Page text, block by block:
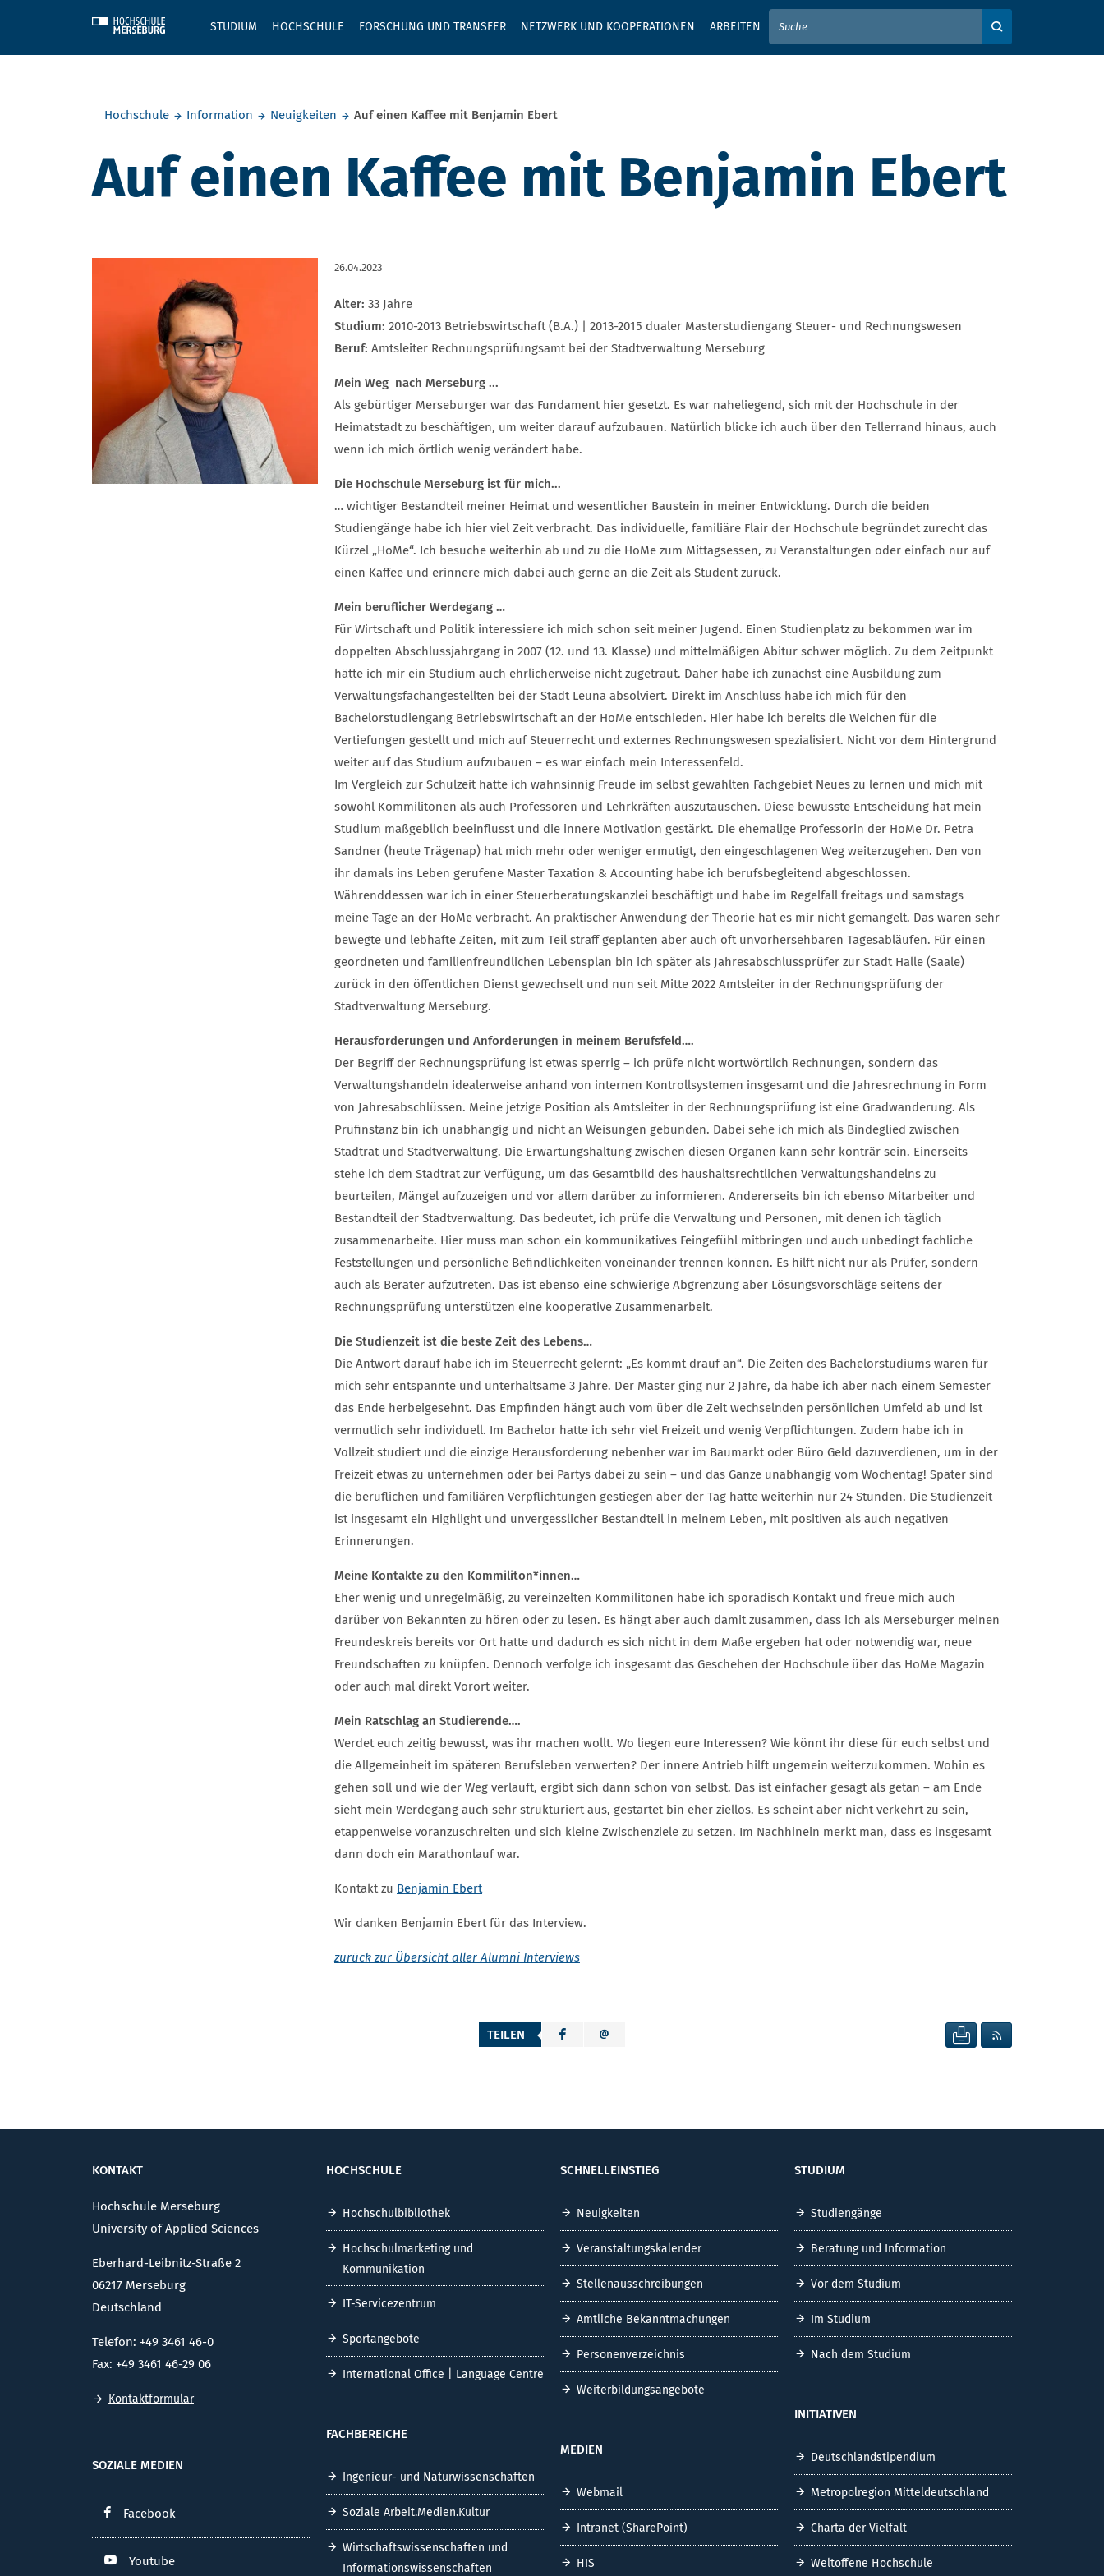
STUDIUM HOCHSCHULE FORSCHUNG UND TRANSFER NETZWERK UND KOOPERATIONEN ARBEITEN
GEBEN SIE HIER IHREN SUCHBEGRIFF EIN
Hochschule
Information Neuigkeiten Auf einen Kaffee mit Benjamin Ebert
Auf einen Kaffee mit Benjamin Ebert
26.04.2023
Alter: 33 Jahre
Studium: 2010-2013 Betriebswirtschaft (B.A.) | 2013-2015 dualer Masterstudiengang Steuer- und Rechnungswesen
Beruf: Amtsleiter Rechnungsprüfungsamt bei der Stadtverwaltung Merseburg
Mein Weg nach Merseburg ...
Als gebürtiger Merseburger war das Fundament hier gesetzt. Es war naheliegend, sich mit der Hochschule in der
Heimatstadt zu beschäftigen, um weiter darauf aufzubauen. Natürlich blicke ich auch über den Tellerrand hinaus, auch
wenn ich mich örtlich wenig verändert habe.
Die Hochschule Merseburg ist für mich...
… wichtiger Bestandteil meiner Heimat und wesentlicher Baustein in meiner Entwicklung. Durch die beiden
Studiengänge habe ich hier viel Zeit verbracht. Das individuelle, familiäre Flair der Hochschule begründet zurecht das
Kürzel „HoMe“. Ich besuche weiterhin ab und zu die HoMe zum Mittagsessen, zu Veranstaltungen oder einfach nur auf
einen Kaffee und erinnere mich dabei auch gerne an die Zeit als Student zurück.
Mein beruflicher Werdegang …
Für Wirtschaft und Politik interessiere ich mich schon seit meiner Jugend. Einen Studienplatz zu bekommen war im
doppelten Abschlussjahrgang in 2007 (12. und 13. Klasse) und mittelmäßigen Abitur schwer möglich. Zu dem Zeitpunkt
hätte ich mir ein Studium auch ehrlicherweise nicht zugetraut. Daher habe ich zunächst eine Ausbildung zum
Verwaltungsfachangestellten bei der Stadt Leuna absolviert. Direkt im Anschluss habe ich mich für den
Bachelorstudiengang Betriebswirtschaft an der HoMe entschieden. Hier habe ich bereits die Weichen für die
Vertiefungen gestellt und mich auf Steuerrecht und externes Rechnungswesen spezialisiert. Nicht vor dem Hintergrund
weiter auf das Studium aufzubauen – es war einfach mein Interessenfeld.
Im Vergleich zur Schulzeit hatte ich wahnsinnig Freude im selbst gewählten Fachgebiet Neues zu lernen und mich mit
sowohl Kommilitonen als auch Professoren und Lehrkräften auszutauschen. Diese bewusste Entscheidung hat mein
Studium maßgeblich beeinflusst und die innere Motivation gestärkt. Die ehemalige Professorin der HoMe Dr. Petra
Sandner (heute Trägenap) hat mich mehr oder weniger ermutigt, den eingeschlagenen Weg weiterzugehen. Den von
ihr damals ins Leben gerufene Master Taxation & Accounting habe ich berufsbegleitend abgeschlossen.
Währenddessen war ich in einer Steuerberatungskanzlei beschäftigt und habe im Regelfall freitags und samstags
meine Tage an der HoMe verbracht. An praktischer Anwendung der Theorie hat es mir nicht gemangelt. Das waren sehr
bewegte und lebhafte Zeiten, mit zum Teil straff geplanten aber auch oft unvorhersehbaren Tagesabläufen. Für einen
geordneten und familienfreundlichen Lebensplan bin ich später als Jahresabschlussprüfer zur Stadt Halle (Saale)
zurück in den öffentlichen Dienst gewechselt und nun seit Mitte 2022 Amtsleiter in der Rechnungsprüfung der
Stadtverwaltung Merseburg.
Herausforderungen und Anforderungen in meinem Berufsfeld….
Der Begriff der Rechnungsprüfung ist etwas sperrig – ich prüfe nicht wortwörtlich Rechnungen, sondern das
Verwaltungshandeln idealerweise anhand von internen Kontrollsystemen insgesamt und die Jahresrechnung in Form
von Jahresabschlüssen. Meine jetzige Position als Amtsleiter in der Rechnungsprüfung ist eine Gradwanderung. Als
Prüfinstanz bin ich unabhängig und nicht an Weisungen gebunden. Dabei sehe ich mich als Bindeglied zwischen
Stadtrat und Stadtverwaltung. Die Erwartungshaltung zwischen diesen Organen kann sehr konträr sein. Einerseits
stehe ich dem Stadtrat zur Verfügung, um das Gesamtbild des haushaltsrechtlichen Verwaltungshandelns zu
beurteilen, Mängel aufzuzeigen und vor allem darüber zu informieren. Andererseits bin ich ebenso Mitarbeiter und
Bestandteil der Stadtverwaltung. Das bedeutet, ich prüfe die Verwaltung und Personen, mit denen ich täglich
zusammenarbeite. Hier muss man schon ein kommunikatives Feingefühl mitbringen und auch unbedingt fachliche
Feststellungen und persönliche Befindlichkeiten voneinander trennen können. Es hilft nicht nur als Prüfer, sondern
auch als Berater aufzutreten. Das ist ebenso eine schwierige Abgrenzung aber Lösungsvorschläge seitens der
Rechnungsprüfung unterstützen eine kooperative Zusammenarbeit.
Die Studienzeit ist die beste Zeit des Lebens…
Die Antwort darauf habe ich im Steuerrecht gelernt: „Es kommt drauf an“. Die Zeiten des Bachelorstudiums waren für
mich sehr entspannte und unterhaltsame 3 Jahre. Der Master ging nur 2 Jahre, da habe ich aber nach einem Semester
das Ende herbeigesehnt. Das Empfinden hängt auch vom über die Zeit wechselnden persönlichen Umfeld ab und ist
vermutlich sehr individuell. Im Bachelor hatte ich sehr viel Freizeit und wenig Verpflichtungen. Zudem habe ich in
Vollzeit studiert und die einzige Herausforderung nebenher war im Baumarkt oder Büro Geld dazuverdienen, um in der
Freizeit etwas zu unternehmen oder bei Partys dabei zu sein – und das Ganze unabhängig vom Wochentag! Später sind
die beruflichen und familiären Verpflichtungen gestiegen aber der Tag hatte weiterhin nur 24 Stunden. Die Studienzeit
ist insgesamt ein Highlight und unvergesslicher Bestandteil in meinem Leben, mit positiven als auch negativen
Erinnerungen.
Meine Kontakte zu den Kommiliton*innen…
Eher wenig und unregelmäßig, zu vereinzelten Kommilitonen habe ich sporadisch Kontakt und freue mich auch
darüber von Bekannten zu hören oder zu lesen. Es hängt aber auch damit zusammen, dass ich als Merseburger meinen
Freundeskreis bereits vor Ort hatte und dadurch es sich nicht in dem Maße ergeben hat oder notwendig war, neue
Freundschaften zu knüpfen. Dennoch verfolge ich insgesamt das Geschehen der Hochschule über das HoMe Magazin
oder auch mal direkt Vorort weiter.
Mein Ratschlag an Studierende….
Werdet euch zeitig bewusst, was ihr machen wollt. Wo liegen eure Interessen? Wie könnt ihr diese für euch selbst und
die Allgemeinheit im späteren Berufsleben verwerten? Der innere Antrieb hilft ungemein weiterzukommen. Wohin es
gehen soll und wie der Weg verläuft, ergibt sich dann schon von selbst. Das ist einfacher gesagt als getan – am Ende
sieht mein Werdegang auch sehr strukturiert aus, gestartet bin eher ziellos. Es scheint aber nicht verkehrt zu sein,
etappenweise voranzuschreiten und sich kleine Zwischenziele zu setzen. Im Nachhinein merkt man, dass es insgesamt
dann doch ein Marathonlauf war.
Kontakt zu Benjamin Ebert
Wir danken Benjamin Ebert für das Interview.
zurück zur Übersicht aller Alumni Interviews
TEILEN SEITE DRUCKEN
KONTAKT
Hochschule Merseburg
University of Applied Sciences
Eberhard-Leibnitz-Straße 2
06217 Merseburg
Deutschland
Telefon: +49 3461 46-0
Fax: +49 3461 46-29 06
Kontaktformular
SOZIALE MEDIEN
Facebook
Youtube
HOCHSCHULE
Hochschulbibliothek
Hochschulmarketing und
Kommunikation
IT-Servicezentrum
Sportangebote
International Office | Language Centre
FACHBEREICHE
Ingenieur- und Naturwissenschaften
Soziale Arbeit.Medien.Kultur
Wirtschaftswissenschaften und
Informationswissenschaften
SCHNELLEINSTIEG
Neuigkeiten
Veranstaltungskalender
Stellenausschreibungen
Amtliche Bekanntmachungen
Personenverzeichnis
Weiterbildungsangebote
MEDIEN
Webmail
Intranet (SharePoint)
HIS
STUDIUM
Studiengänge
Beratung und Information
Vor dem Studium
Im Studium
Nach dem Studium
INITIATIVEN
Deutschlandstipendium
Metropolregion Mitteldeutschland
Charta der Vielfalt
Weltoffene Hochschule